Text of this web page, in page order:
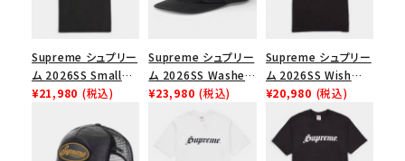
価格から探す
円 ～
在庫のない商品を表示する
Supreme シュプリー
ム 2026SS Small
Box Tee スモールボ
¥21,980 (税込)
Supreme シュプリー
ム 2026SS Washed
Chino Twill Camp
ップ ブラック
¥23,980 (税込)
Supreme シュプリー
ム 2026SS Wish
Tee ウィッシュTシ
ャツ ブラック
¥20,980 (税込)